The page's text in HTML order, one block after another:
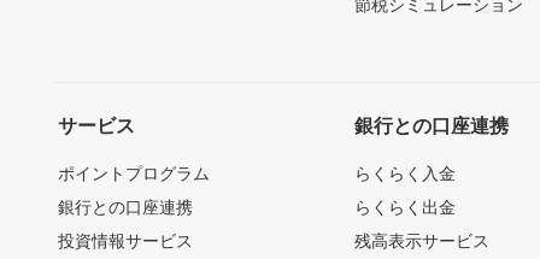
節税シミュレーション
サービス
ポイントプログラム
銀行との口座連携
投資情報サービス
銀行との口座連携
らくらく入金
らくらく出金
残高表示サービス